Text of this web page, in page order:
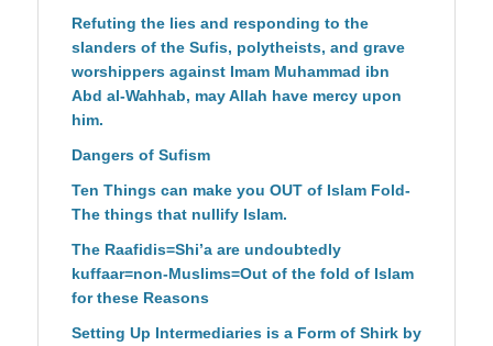
Refuting the lies and responding to the
slanders of the Sufis, polytheists, and grave
worshippers against Imam Muhammad ibn
Abd al-Wahhab, may Allah have mercy upon
him.
Dangers of Sufism
Ten Things can make you OUT of Islam Fold-
The things that nullify Islam.
The Raafidis=Shi’a are undoubtedly
kuffaar=non-Muslims=Out of the fold of Islam
for these Reasons
Setting Up Intermediaries is a Form of Shirk by